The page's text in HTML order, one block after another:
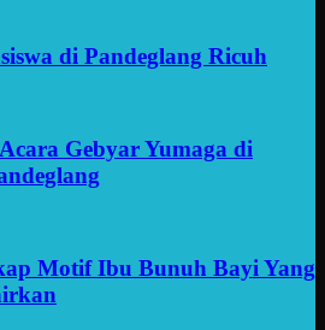
di Pandeglang Ricuh
Gebyar Yumaga di
Motif Ibu Bunuh Bayi Yang